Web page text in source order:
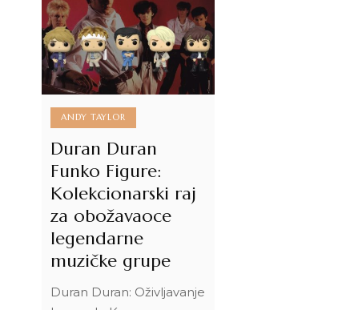
ANDY TAYLOR
Duran Duran
Funko Figure:
Kolekcionarski raj
za obožavaoce
legendarne
muzičke grupe
Duran Duran: Oživljavanje